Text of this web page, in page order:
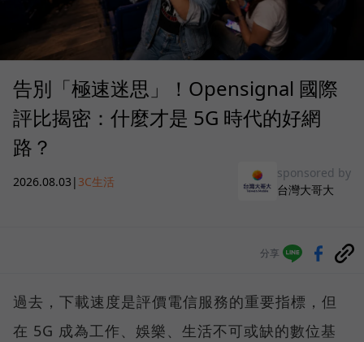
告別「極速迷思」！Opensignal 國際
評比揭密：什麼才是 5G 時代的好網
路？
2026.08.03 | 3C生活
sponsored by
台灣大哥大
分享
過去，下載速度是評價電信服務的重要指標，但
在 5G 成為工作、娛樂、生活不可或缺的數位基